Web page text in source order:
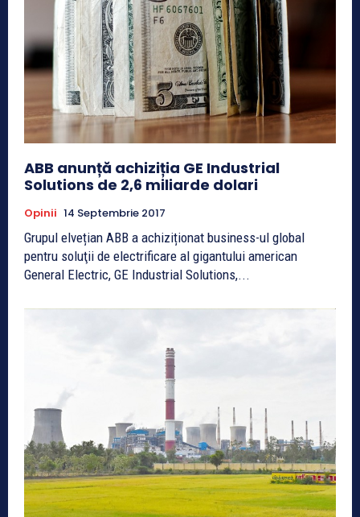
ABB anunță achiziția GE Industrial
Solutions de 2,6 miliarde dolari
Opinii 14 Septembrie 2017
Grupul elvețian ABB a achiziționat business-ul global
pentru soluţii de electrificare al gigantului american
General Electric, GE Industrial Solutions,...